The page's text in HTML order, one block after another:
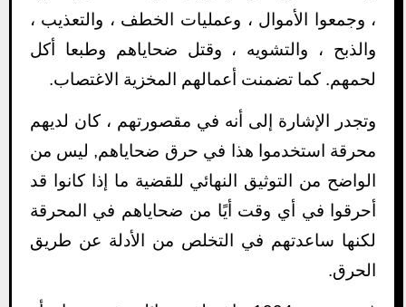
، وجمعوا الأموال ، وعمليات الخطف ، والتعذيب ،
والذبح ، والتشويه ، وقتل ضحاياهم وطبعا أكل
لحمهم. كما تضمنت أعمالهم المخزية الاغتصاب.
وتجدر الإشارة إلى أنه في مقصورتهم ، كان لديهم
محرقة استخدموا هذا في حرق ضحاياهم, ليس من
الواضح من التوثيق النهائي للقضية ما إذا كانوا قد
أحرقوا في أي وقت أيًا من ضحاياهم في المحرقة
لكنها ساعدتهم في التخلص من الأدلة عن طريق
الحرق.